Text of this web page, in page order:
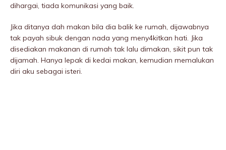
dihargai, tiada komunikasi yang baik.
Jika ditanya dah makan bila dia balik ke rumah, dijawabnya
tak payah sibuk dengan nada yang meny4kitkan hati. Jika
disediakan makanan di rumah tak lalu dimakan, sikit pun tak
dijamah. Hanya lepak di kedai makan, kemudian memaIukan
diri aku sebagai isteri.